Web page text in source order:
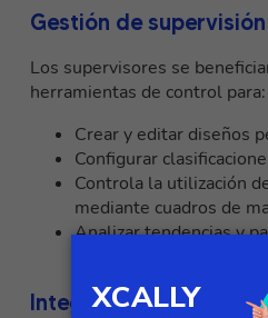
Gestión de supervisión
Los supervisores se
herramientas de control para:
Crear y editar diseños
Configurar
Controla la utilización
mediante cuadros de
Analizar tendencias y
Integración con la